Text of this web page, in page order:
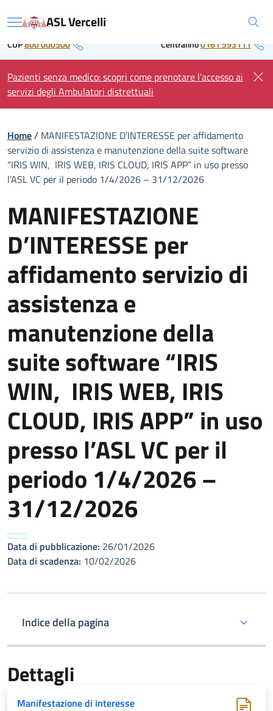
to Regione Piemonte
Menu ASL Vercelli
CUP800 000500 Centralino0161 593111
Pazienti senza medico: scopri come prenotare l’accesso ai
servizi degli Ambulatori distrettuali
Home/ MANIFESTAZIONE D’INTERESSE per affidamento
servizio di assistenza e manutenzione della suite software
“IRIS WIN, IRIS WEB, IRIS CLOUD, IRIS APP” in uso presso
l’ASL VC per il periodo 1/4/2026 – 31/12/2026
MANIFESTAZIONE
D’INTERESSE per
affidamento servizio di
assistenza e
manutenzione della
suite software “IRIS
WIN, IRIS WEB, IRIS
CLOUD, IRIS APP” in uso
presso l’ASL VC per il
periodo 1/4/2026 –
31/12/2026
Data di pubblicazione: 26/01/2026
Data di scadenza: 10/02/2026
Indice della pagina
Dettagli
Manifestazione di interesse